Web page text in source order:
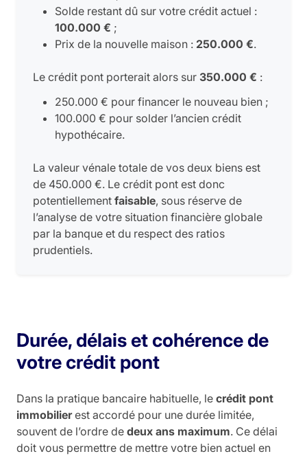
Solde restant dû sur votre crédit actuel :
100.000 € ;
Prix de la nouvelle maison : 250.000 €.
Le crédit pont porterait alors sur 350.000 € :
250.000 € pour financer le nouveau bien ;
100.000 € pour solder l’ancien crédit
hypothécaire.
La valeur vénale totale de vos deux biens est
de 450.000 €. Le crédit pont est donc
potentiellement faisable, sous réserve de
l’analyse de votre situation financière globale
par la banque et du respect des ratios
prudentiels.
Durée, délais et cohérence de
votre crédit pont
Dans la pratique bancaire habituelle, le crédit pont
immobilierest accordé pour une durée limitée,
souvent de l’ordre de deux ans maximum. Ce délai
doit vous permettre de mettre votre bien actuel en